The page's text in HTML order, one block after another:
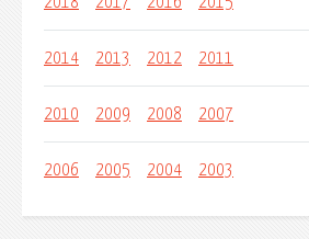
2014 2013 2012 2011
2010 2009 2008 2007
2006 2005 2004 2003